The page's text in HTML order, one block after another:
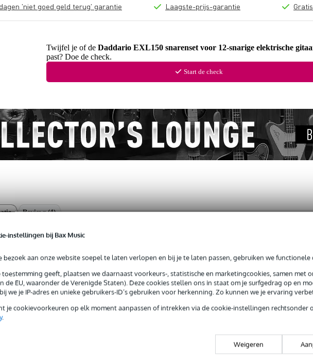
instellingen bij Bax Music
bezoek aan onze website soepel te laten verlopen en bij je te laten passen, gebruiken we functionele
toestemming geeft, plaatsen we daarnaast voorkeurs-, statistische en marketingcookies, samen met
de EU, waaronder de Verenigde Staten). Deze cookies stellen ons in staat om je surfgedrag op en
we je IP-adres en unieke gebruikers-ID’s gebruiken voor herkenning. Zo kunnen we je ervaring
je cookievoorkeuren op elk moment aanpassen of intrekken via de cookie-instellingen rechtsonder
.
Weigeren
'niet goed geld terug' garantie
Laagste-prijs-garantie
Twijfel je of de Daddario EXL150 snarenset voor 12-snarige elektrische
past? Doe de check.
Start de check
Reviews(4)
snarenset voor 12-snarige elektrische gitaar
: Op dit product krijg je alleen garantie op fabrieksfouten.
je alleen garantie op fabrieksfouten.
van hoogwaardig staal en nikkel omwonden staal voor een heldere en volle klank met